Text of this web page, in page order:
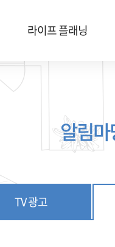
라이프 플래닝
알림
TV 광고